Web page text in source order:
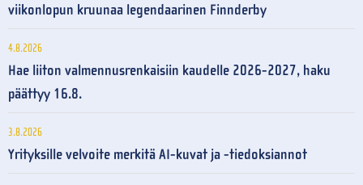
viikonlopun kruunaa legendaarinen Finnderby
4.8.2026
Hae liiton valmennusrenkaisiin kaudelle 2026-2027, haku
päättyy 16.8.
3.8.2026
Yrityksille velvoite merkitä AI-kuvat ja -tiedoksiannot